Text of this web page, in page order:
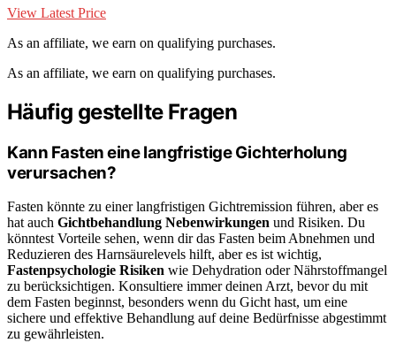
View Latest Price
As an affiliate, we earn on qualifying purchases.
As an affiliate, we earn on qualifying purchases.
Häufig gestellte Fragen
Kann Fasten eine langfristige Gichterholung
verursachen?
Fasten könnte zu einer langfristigen Gichtremission führen, aber es
hat auch Gichtbehandlung Nebenwirkungen und Risiken. Du
könntest Vorteile sehen, wenn dir das Fasten beim Abnehmen und
Reduzieren des Harnsäurelevels hilft, aber es ist wichtig,
Fastenpsychologie Risiken wie Dehydration oder Nährstoffmangel
zu berücksichtigen. Konsultiere immer deinen Arzt, bevor du mit
dem Fasten beginnst, besonders wenn du Gicht hast, um eine
sichere und effektive Behandlung auf deine Bedürfnisse abgestimmt
zu gewährleisten.